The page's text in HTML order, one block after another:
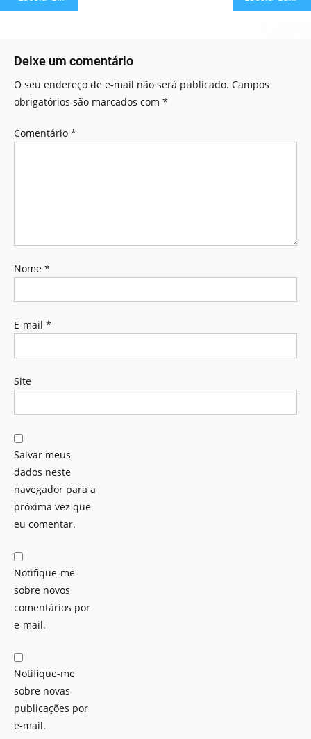
Deixe um comentário
O seu endereço de e-mail não será publicado. Campos
obrigatórios são marcados com *
Comentário *
Nome *
E-mail *
Site
Salvar meus
dados neste
navegador para a
próxima vez que
eu comentar.
Notifique-me
sobre novos
comentários por
e-mail.
Notifique-me
sobre novas
publicações por
e-mail.